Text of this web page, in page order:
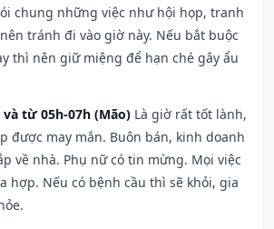
chung những việc như hội họp, tranh
tránh đi vào giờ này. Nếu bắt buộc
thì nên giữ miệng để hạn ché gây ẩu
và từ 05h-07h (Mão) Là giờ rất tốt lành,
được may mắn. Buôn bán, kinh doanh
về nhà. Phụ nữ có tin mừng. Mọi việc
hợp. Nếu có bệnh cầu thì sẽ khỏi, gia